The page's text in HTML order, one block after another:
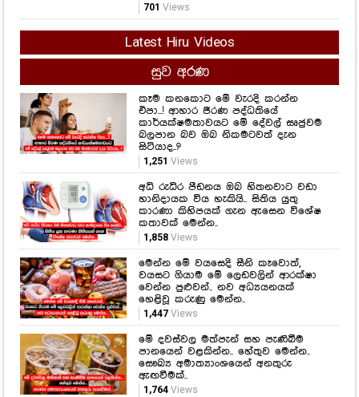
701 Views
Latest Hiru Videos
සුව අරණ
කෑම කනකොට මේ වැරදි කරන්න
එපා...! ආහාර ජීරණ පද්ධතියේ
කාර්යක්ෂමතාවයට මේ දේවල් සෘජුවම
බලපාන බව ඔබ නිකමටවත් දැන
සිටියාද..?
1,251 Views
අධි රුධිර පීඩනය ඔබ හිතනවාට වඩා
හානිදායක විය හැකියි.. සිතිය යුතු
කාරණා කිහිපයක් ගැන ඇසෙන විශේෂ
කතාවක් මෙන්න..
1,858Views
මෙන්න මේ වයසෙදි සීනි කෑවොත්,
වයසට ගියාම මේ ලෙඩවලින් ආරක්ෂා
වෙන්න පුළුවන්.. නව අධ්‍යයනයක්
හෙළිවූ කරුණු මෙන්න..
1,447Views
මේ දවස්වල මත්පැන් සහ පැණිබීම
පානයෙන් වළකින්න.. හේතුව මෙන්න..
සෞඛ්‍ය අමාත්‍යාංශයෙන් අනතුරු
ඇඟවීමක්..
1,764Views